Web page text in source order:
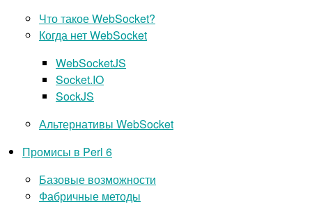
Что такое WebSocket?
Когда нет WebSocket
WebSocketJS
Socket.IO
SockJS
Альтернативы WebSocket
Промисы в Perl 6
Базовые возможности
Фабричные методы